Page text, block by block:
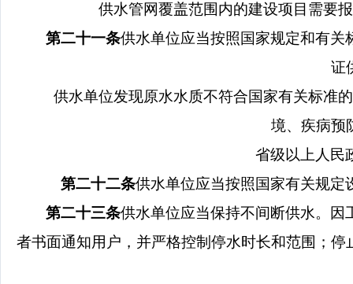
供水管网覆盖范围内的建设项目需要
第二十一条供水单位应当按照国家规定和有
证
供水单位发现原水水质不符合国家有关标准
境、疾病预
省级以上人民
第二十二条供水单位应当按照国家有关规
第二十三条供水单位应当保持不间断供水。因
者书面通知用户，并严格控制停水时长和范围；